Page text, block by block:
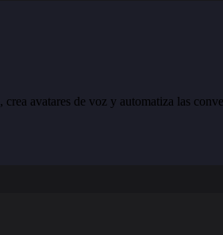
avatares de voz y automatiza las